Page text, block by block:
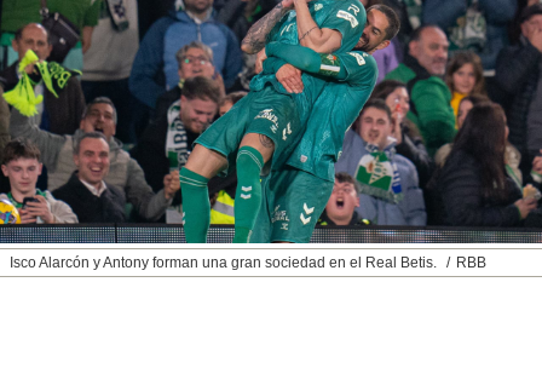
permite
seguir
contenido
coste.
botón
a la
la
todas
ya sean
ACEPTAR
Y
CONTINUAR
CONFIGURAR
RECHAZAR
Isco Alarcón y Antony forman una gran sociedad en el Real Betis. RBB